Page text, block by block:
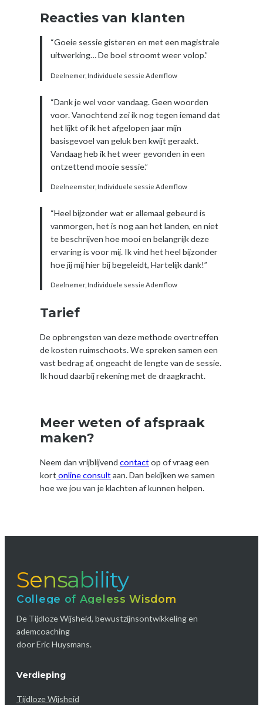
Reacties van klanten
“Goeie sessie gisteren en met een magistrale
uitwerking… De boel stroomt weer volop.”
Deelnemer, Individuele sessie Ademflow
“Dank je wel voor vandaag. Geen woorden
voor. Vanochtend zei ik nog tegen iemand dat
het lijkt of ik het afgelopen jaar mijn
basisgevoel van geluk ben kwijt geraakt.
Vandaag heb ik het weer gevonden in een
ontzettend mooie sessie.”
Deelneemster, Individuele sessie Ademflow
“Heel bijzonder wat er allemaal gebeurd is
vanmorgen, het is nog aan het landen, en niet
te beschrijven hoe mooi en belangrijk deze
ervaring is voor mij. Ik vind het heel bijzonder
hoe jij mij hier bij begeleidt, Hartelijk dank!”
Deelnemer, Individuele sessie Ademflow
Tarief
De opbrengsten van deze methode overtreffen
de kosten ruimschoots. We spreken samen een
vast bedrag af, ongeacht de lengte van de sessie.
Ik houd daarbij rekening met de draagkracht.
Meer weten of afspraak
maken?
Neem dan vrijblijvend contactop of vraag een
kortonline consultaan. Dan bekijken we samen
hoe we jou van je klachten af kunnen helpen.
Sensability
College of Ageless Wisdom
De Tijdloze Wijsheid, bewustzijnsontwikkeling en
ademcoaching
door Eric Huysmans.
Verdieping
Tijdloze Wijsheid